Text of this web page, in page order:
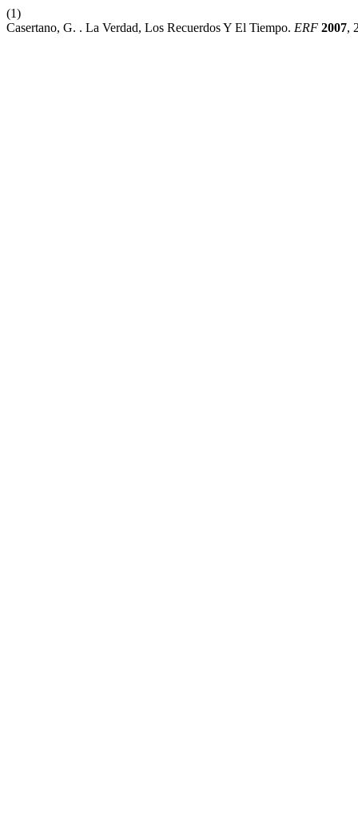
(1)
Casertano, G. . La Verdad, Los Recuerdos Y El Tiempo. ERF 2007,